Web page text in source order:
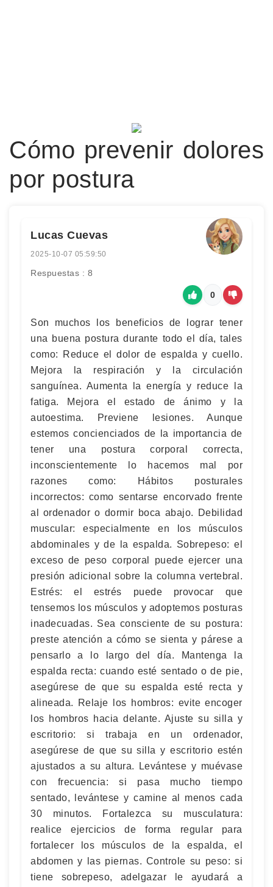
Cómo prevenir dolores
por postura
Lucas Cuevas
2025-10-07 05:59:50
Respuestas : 8
0
Son muchos los beneficios de lograr tener
una buena postura durante todo el día, tales
como: Reduce el dolor de espalda y cuello.
Mejora la respiración y la circulación
sanguínea. Aumenta la energía y reduce la
fatiga. Mejora el estado de ánimo y la
autoestima. Previene lesiones. Aunque
estemos concienciados de la importancia de
tener una postura corporal correcta,
inconscientemente lo hacemos mal por
razones como: Hábitos posturales
incorrectos: como sentarse encorvado frente
al ordenador o dormir boca abajo. Debilidad
muscular: especialmente en los músculos
abdominales y de la espalda. Sobrepeso: el
exceso de peso corporal puede ejercer una
presión adicional sobre la columna vertebral.
Estrés: el estrés puede provocar que
tensemos los músculos y adoptemos posturas
inadecuadas. Sea consciente de su postura:
preste atención a cómo se sienta y párese a
pensarlo a lo largo del día. Mantenga la
espalda recta: cuando esté sentado o de pie,
asegúrese de que su espalda esté recta y
alineada. Relaje los hombros: evite encoger
los hombros hacia delante. Ajuste su silla y
escritorio: si trabaja en un ordenador,
asegúrese de que su silla y escritorio estén
ajustados a su altura. Levántese y muévase
con frecuencia: si pasa mucho tiempo
sentado, levántese y camine al menos cada
30 minutos. Fortalezca su musculatura:
realice ejercicios de forma regular para
fortalecer los músculos de la espalda, el
abdomen y las piernas. Controle su peso: si
tiene sobrepeso, adelgazar le ayudará a